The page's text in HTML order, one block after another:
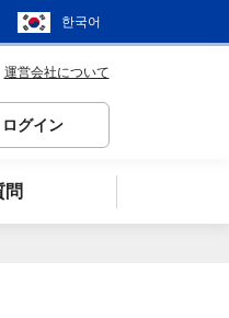
한국어
運営会社について
ログイン
問